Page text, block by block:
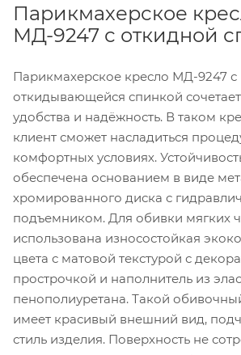
Парикмахерское
МД-9247 с откидной
Парикмахерское кресло МД-9247 с
откидывающейся спинкой сочетает
удобства и надёжность. В таком
клиент сможет насладиться
комфортных условиях.
обеспечена основанием в виде
хромированного диска с
подъемником. Для обивки мягких
использована износостойкая
цвета с матовой текстурой с
прострочкой и наполнитель из
пенополиуретана. Такой
имеет красивый внешний вид,
стиль изделия. Поверхность не